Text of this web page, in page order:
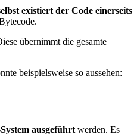
existiert der Code einerseits
übernimmt die gesamte
beispielsweise so aussehen:
ausgeführt werden. Es